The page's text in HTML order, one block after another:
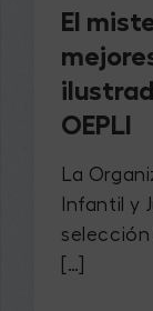
El
OEPLI
La
Infantil y
[…]